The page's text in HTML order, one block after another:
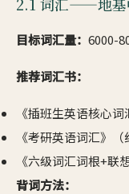
目标词汇量： 6000-
推荐词汇书：
《插班生英语核心
《考研英语词汇》（
《六级词汇词根+联
背词方法：